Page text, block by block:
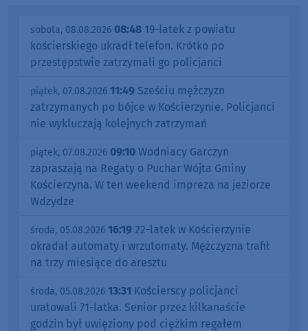
sobota, 08.08.2026 08:48 19-latek z powiatu
kościerskiego ukradł telefon. Krótko po
przestępstwie zatrzymali go policjanci
piątek, 07.08.2026 11:49 Sześciu mężczyzn
zatrzymanych po bójce w Kościerzynie. Policjanci
nie wykluczają kolejnych zatrzymań
piątek, 07.08.2026 09:10 Wodniacy Garczyn
zapraszają na Regaty o Puchar Wójta Gminy
Kościerzyna. W ten weekend impreza na jeziorze
Wdzydze
środa, 05.08.2026 16:19 22-latek w Kościerzynie
okradał automaty i wrzutomaty. Mężczyzna trafił
na trzy miesiące do aresztu
środa, 05.08.2026 13:31 Kościerscy policjanci
uratowali 71-latka. Senior przez kilkanaście
godzin był uwięziony pod ciężkim regałem